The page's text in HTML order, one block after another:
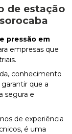
de estação
pressão em
empresas que
conhecimento
que a
segura e
de experiência
é uma